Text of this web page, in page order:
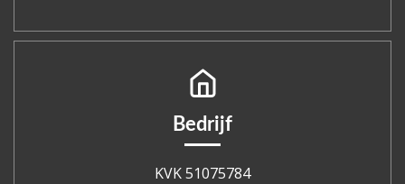
Bedrijf
KVK 51075784